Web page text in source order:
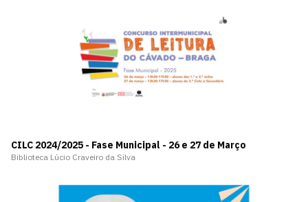
CILC 2024/2025 - Fase Municipal - 26 e 27 de Março
Biblioteca Lúcio Craveiro da Silva